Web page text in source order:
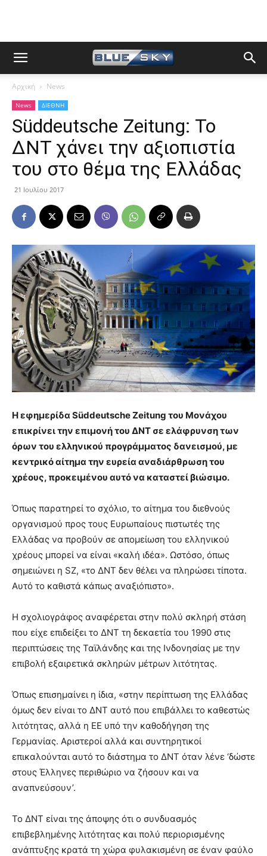
Αρχική News
News ΔΙΕΘΝΗ
Süddeutsche Zeitung: Το
ΔΝΤ χάνει την αξιοπιστία
του στο θέμα της Ελλάδας
21 Ιουλίου 2017
Η εφημερίδα Süddeutsche Zeitung του Μονάχου
επικρίνει την επιμονή του ΔΝΤ σε ελάφρυνση των
όρων του ελληνικού προγράμματος δανεισμού, με
κεντρικό αίτημα την ευρεία αναδιάρθρωση του
χρέους, προκειμένου αυτό να καταστεί βιώσιμο.
Όπως παρατηρεί το σχόλιο, το αίτημα του διεθνούς
οργανισμού προς τους Ευρωπαίους πιστωτές της
Ελλάδας να προβούν σε απομείωση του ελληνικού
χρέους μπορεί να είναι «καλή ιδέα». Ωστόσο, όπως
σημειώνει η SZ, «το ΔΝΤ δεν θέλει να πληρώσει τίποτα.
Αυτό το καθιστά κάπως αναξιόπιστο».
Η σχολιογράφος αναφέρεται στην πολύ σκληρή στάση
που είχε επιδείξει το ΔΝΤ τη δεκαετία του 1990 στις
περιπτώσεις της Ταϊλάνδης και της Ινδονησίας με την
επιβολή εξαιρετικά σκληρών μέτρων λιτότητας.
Όπως επισημαίνει η ίδια, «στην περίπτωση της Ελλάδας
όμως δεν είναι το ΔΝΤ αυτό που επιβάλλει το καθεστώς
λιτότητας, αλλά η ΕΕ υπό την καθοδήγηση της
Γερμανίας. Αριστεροί αλλά και συντηρητικοί
επικαλούνται αυτό το διάστημα το ΔΝΤ όταν λένε ‘δώστε
στους Έλληνες περιθώριο να ζήσουν και να
αναπνεύσουν’.
Το ΔΝΤ είναι της άποψης ότι ο συνδυασμός
επιβεβλημένης λιτότητας και πολύ περιορισμένης
ανάπτυξης κρατά τη χώρα φυλακισμένη σε έναν φαύλο